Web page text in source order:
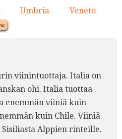
6.
Umbria Veneto
viinintuottaja. Italia on
ohi. Italia tuottaa
enemmän viiniä kuin
kuin Chile. Viiniä
Alppien rinteille.